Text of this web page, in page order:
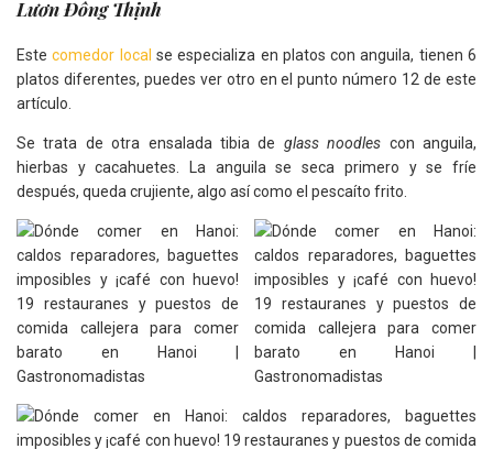
Lươn Đông Thịnh
Estecomedor local se especializa en platos con anguila, tienen 6
platos diferentes, puedes ver otro en el punto número 12 de este
artículo.
Se trata de otra ensalada tibia de glass noodles con anguila,
hierbas y cacahuetes. La anguila se seca primero y se fríe
después, queda crujiente, algo así como el pescaíto frito.